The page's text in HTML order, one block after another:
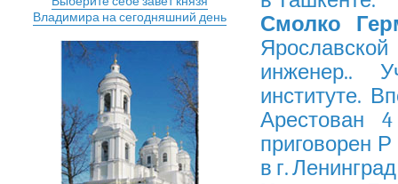
Владимира на сегодняшний день
Смолко
инженер..
институте.
Арестован
приговорен
в г.